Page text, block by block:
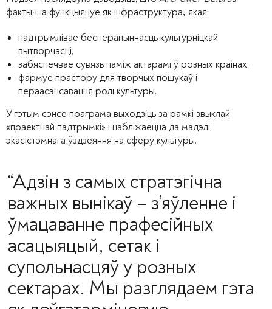
фактычна функцыянуе як інфраструктура, якая:
падтрымлівае бесперапыннасць культурніцкай
вытворчасці,
забяспечвае сувязь паміж актарамі ў розных краінах,
фармуе прастору для творчых пошукаў і
пераасэнсавання ролі культуры.
У гэтым сэнсе праграма выходзіць за рамкі звыклай
«праектнай падтрымкі» і набліжаецца да мадэлі
экасістэмнага ўздзеяння на сферу культуры.
“Адзін з самых стратэгічна
важных вынікаў – з’яўленне і
ўмацаванне прафесійных
асацыяцый, сетак і
супольнасцяў у розных
сектарах. Мы разглядаем гэта